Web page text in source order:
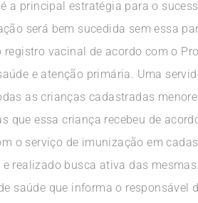
a principal estratégia para o
será bem sucedida sem essa
vacinal de acordo com o
e atenção primária. Uma
as crianças cadastradas
que essa criança recebeu de
o serviço de imunização em
realizado busca ativa das
saúde que informa o responsável